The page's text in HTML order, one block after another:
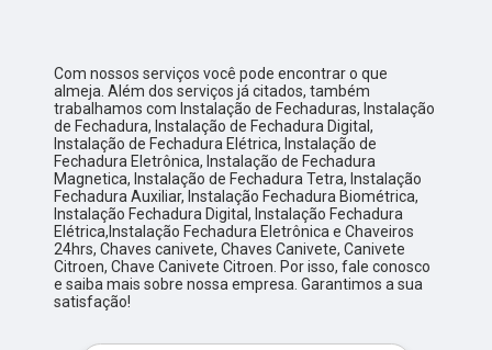
Com nossos serviços você pode encontrar o que
almeja. Além dos serviços já citados, também
trabalhamos com Instalação de Fechaduras, Instalação
de Fechadura, Instalação de Fechadura Digital,
Instalação de Fechadura Elétrica, Instalação de
Fechadura Eletrônica, Instalação de Fechadura
Magnetica, Instalação de Fechadura Tetra, Instalação
Fechadura Auxiliar, Instalação Fechadura Biométrica,
Instalação Fechadura Digital, Instalação Fechadura
Elétrica,Instalação Fechadura Eletrônica e Chaveiros
24hrs, Chaves canivete, Chaves Canivete, Canivete
Citroen, Chave Canivete Citroen. Por isso, fale conosco
e saiba mais sobre nossa empresa. Garantimos a sua
satisfação!